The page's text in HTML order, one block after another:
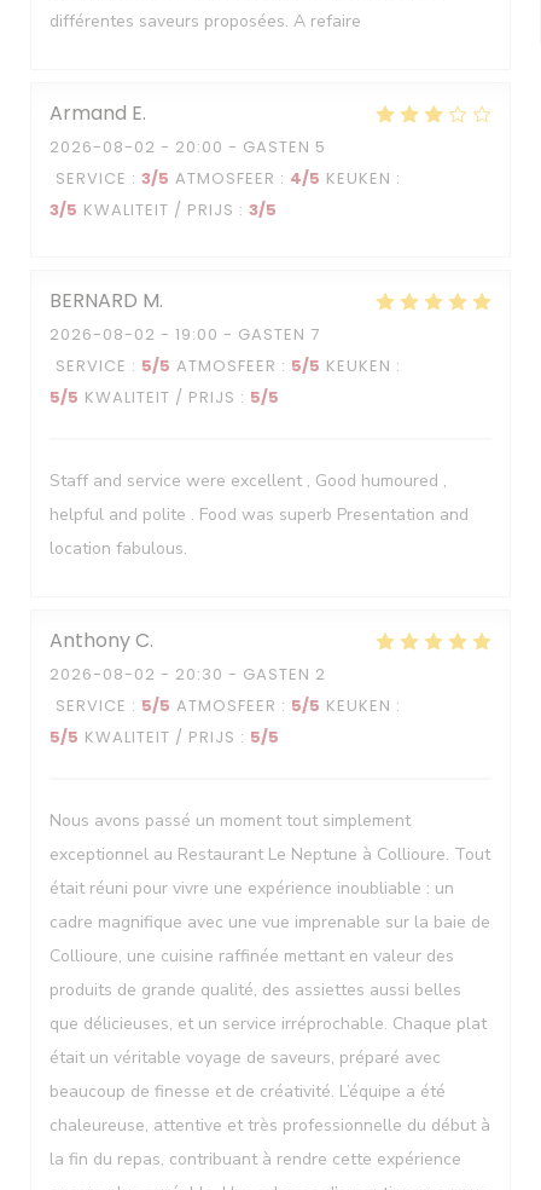
différentes saveurs proposées. A refaire
Armand E
2026-08-02 - 20:00 - GASTEN 5
SERVICE : 3/5 ATMOSFEER : 4/5 KEUKEN :
3/5 KWALITEIT / PRIJS : 3/5
BERNARD M
2026-08-02 - 19:00 - GASTEN 7
SERVICE : 5/5 ATMOSFEER : 5/5 KEUKEN :
5/5 KWALITEIT / PRIJS : 5/5
Staff and service were excellent , Good humoured ,
helpful and polite . Food was superb Presentation and
location fabulous.
AnthonyC
2026-08-02 - 20:30 - GASTEN 2
SERVICE : 5/5 ATMOSFEER : 5/5 KEUKEN :
5/5 KWALITEIT / PRIJS : 5/5
Nous avons passé un moment tout simplement
exceptionnel au Restaurant Le Neptune à Collioure. Tout
était réuni pour vivre une expérience inoubliable : un
cadre magnifique avec une vue imprenable sur la baie de
Collioure, une cuisine raffinée mettant en valeur des
produits de grande qualité, des assiettes aussi belles
que délicieuses, et un service irréprochable. Chaque plat
était un véritable voyage de saveurs, préparé avec
beaucoup de finesse et de créativité. L’équipe a été
chaleureuse, attentive et très professionnelle du début à
la fin du repas, contribuant à rendre cette expérience